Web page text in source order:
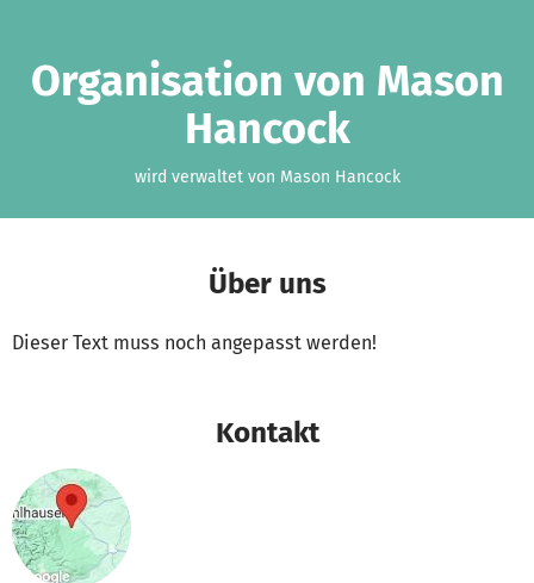
Organisation von Mason
Hancock
wird verwaltet von Mason Hancock
Über uns
Dieser Text muss noch angepasst werden!
Kontakt